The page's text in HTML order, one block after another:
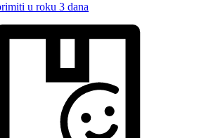
u roku 3 dana